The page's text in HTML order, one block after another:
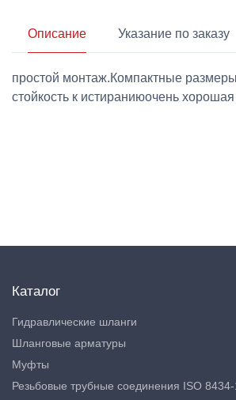
Описание Указание по заказу
простой монтаж.Компактные
стойкость к истираниюочень хорошая
Каталог
Гидравлические шланги
Шланговые арматуры
Муфты
Резьбовые трубные соединения ISO 8434-